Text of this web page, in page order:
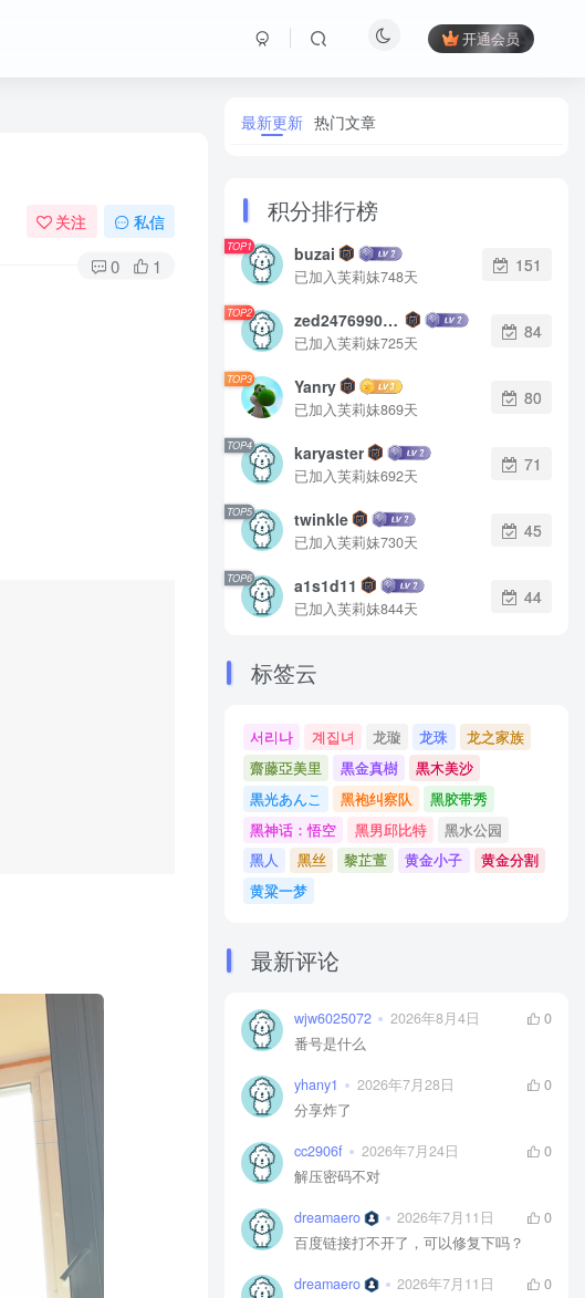
开通会员
关注 私信
0 1
最新更新 热门文章
积分排行榜
TOP1 buzai
已加入芙莉妹748天
151
TOP2 zed2476990542
已加入芙莉妹725天
84
TOP3 Yanry
已加入芙莉妹869天
80
TOP4 karyaster
已加入芙莉妹692天
71
TOP5 twinkle
已加入芙莉妹730天
45
TOP6 a1s1d11
已加入芙莉妹844天
44
标签云
서리나 계집녀 龙璇 龙珠
龙之家族
齋藤亞美里
黒金真樹
黒木美沙
黒光あんこ
黑袍纠察队
黑胶带秀
黑神话：悟空
黑男邱比特
黑水公园
黑人
黑丝 黎芷萱 黄金小子
黄金分割
黄粱一梦
最新评论
wjw6025072 2026年8月4日
0
番号是什么
yhany1 2026年7月28日
0
分享炸了
cc2906f 2026年7月24日
0
解压密码不对
dreamaero 2026年7月11日
0
百度链接打不开了，可以修复下吗？
dreamaero 2026年7月11日
0